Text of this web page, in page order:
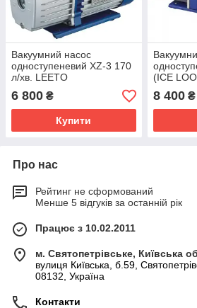
Вакуумний насос
одноступеневий XZ-3 170
л/хв. LEETO
6 800 ₴
Купити
(ICE
8 400₴
Про нас
Рейтинг не сформований
Менше 5 відгуків за останній рік
Працює з 10.02.2011
м. Святопетрівське, Київська
вулиця Київська, б.59,
08132, Україна
Контакти